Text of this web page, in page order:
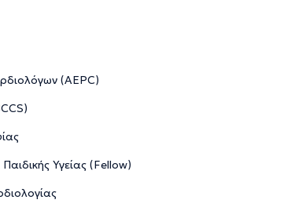
(AEPC)
Υγείας (Fellow)